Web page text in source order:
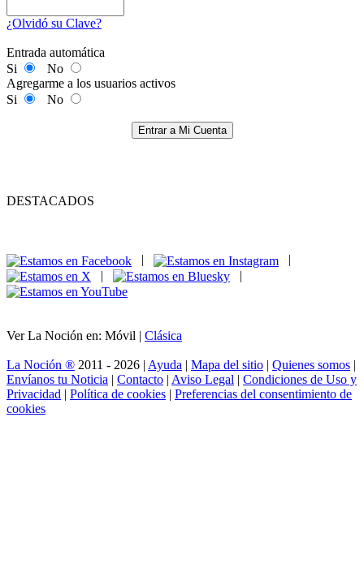
¿Olvidó su Clave?
Entrada automática
Si
No
Agregarme a los usuarios activos
Si
No
Entrar a Mi Cuenta
DESTACADOS
|
|
Ver La Noción en: Móvil | Clásica
La Noción ® 2011 - 2026 | Ayuda | Mapa del sitio | Quienes somos |
Envíanos tu Noticia | Contacto | Aviso Legal | Condiciones de Uso y
Privacidad | Política de cookies | Preferencias del consentimiento de
cookies